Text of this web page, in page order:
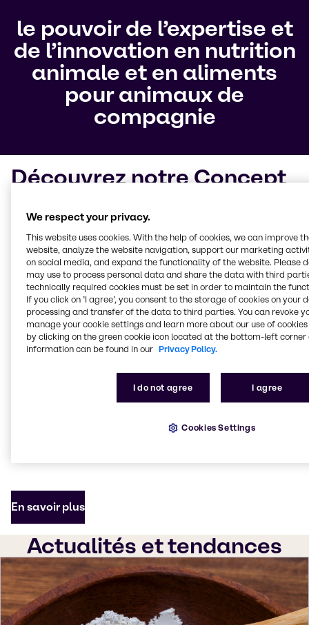
le pouvoir de l’expertise et
de l’innovation en nutrition
animale et en aliments
pour animaux de
compagnie
Découvrez notre Concept
Dans le but deproduire des régimes moins
médicamenteux, nous avons développé notre
Concept Total, un outil pour mieux comprendre
comment nourrir les animaux tout en apportant des
solutions adaptées à des problèmes spécifiques. Le
Concept Totalcouvre quatre domaines cléset
contient plusieurs produits qui peuvent être utilisés
individuellement ou en combinaison, en tenant
compte des besoins alimentaires et du bien-être des
notre Concept Total
sont
largement démontrées par des décennies de
collaboration avec des universités, des laboratoires
de recherche indépendants et par des travaux
En savoir plus
Actualités et tendances
We respect your privacy.
This website uses cookies. With the help of cookies, we can improve
website, analyze the website navigation, support our marketing
on social media, and expand the functionality of the website. Please
may use to process personal data and share the data with third
technically required cookies must be set in order to maintain the
If you click on ’I agree’, you consent to the storage of cookies on your
processing and transfer of the data to third parties. You can revoke
manage your cookie settings and learn more about our use of cookies
by clicking on the green cookie icon located at the bottom-left corner
information can be found in our Privacy Policy.
I do not agree I agree
Cookies Settings